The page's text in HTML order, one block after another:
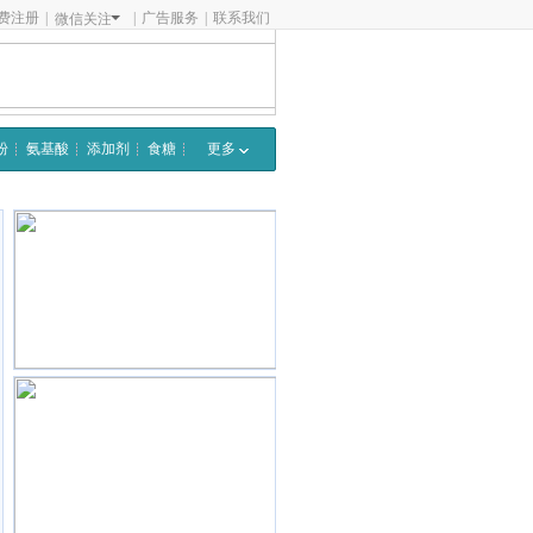
注册 微信关注 广告服务 联系我们
氨基酸 添加剂 食糖 更多